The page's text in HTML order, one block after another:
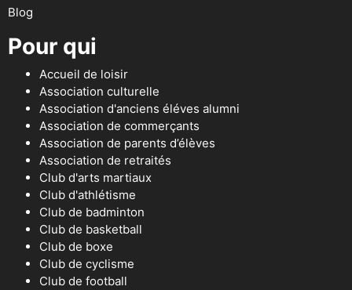
Blog
Pour qui
Accueil de loisir
Association culturelle
Association d'anciens éléves alumni
Association de commerçants
Association de parents d’élèves
Association de retraités
Club d'arts martiaux
Club d'athlétisme
Club de badminton
Club de basketball
Club de boxe
Club de cyclisme
Club de football